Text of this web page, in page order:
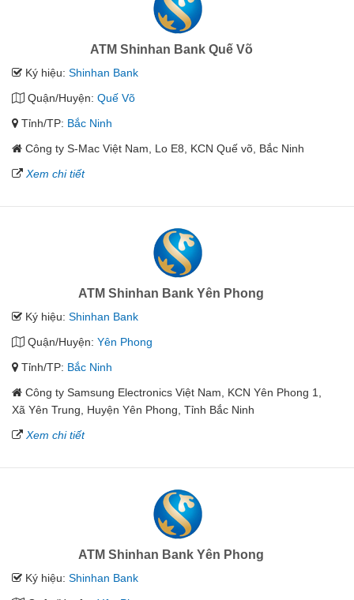
ATM Shinhan Bank Quế Võ
Ký hiệu: Shinhan Bank
Quận/Huyện: Quế Võ
Tỉnh/TP: Bắc Ninh
Công ty S-Mac Việt Nam, Lo E8, KCN Quế võ, Bắc Ninh
Xem chi tiết
ATM Shinhan Bank Yên Phong
Ký hiệu: Shinhan Bank
Quận/Huyện: Yên Phong
Tỉnh/TP: Bắc Ninh
Công ty Samsung Electronics Việt Nam, KCN Yên Phong 1,
Xã Yên Trung, Huyện Yên Phong, Tỉnh Bắc Ninh
Xem chi tiết
ATM Shinhan Bank Yên Phong
Ký hiệu: Shinhan Bank